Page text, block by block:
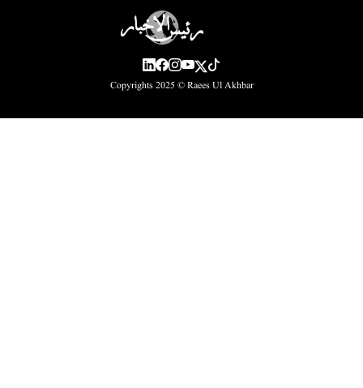
Copyrights 2025 ©Raees Ul Akhbar